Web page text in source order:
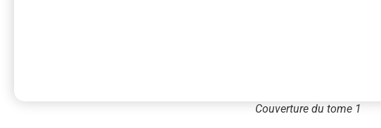
Couverture du tome 1